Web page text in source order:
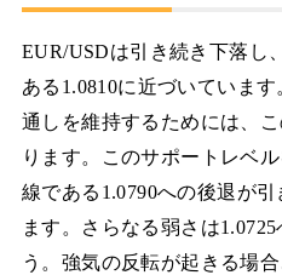
EUR/USDは引き続き下落し
ある1.0810に近づいていま
通しを維持するためには、
ります。このサポートレベ
線である1.0790への後退が
ます。さらなる弱さは
う。強気の反転が起きる場